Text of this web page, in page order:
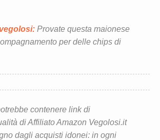
Provate questa maionese
per delle chips di
contenere link di
di Affiliato Amazon Vegolosi.it
dagli acquisti idonei: in ogni